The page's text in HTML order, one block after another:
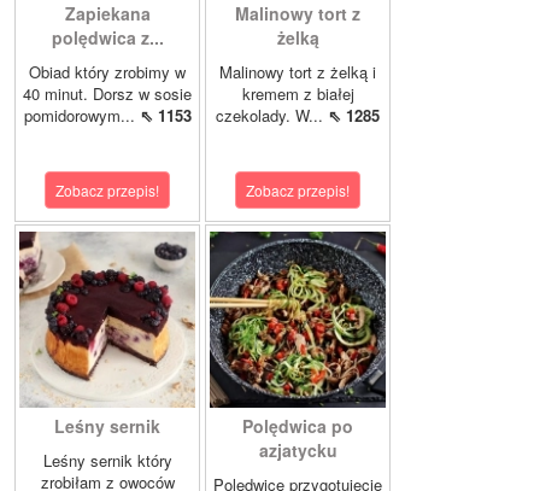
Zapiekana
polędwica z...
Obiad który zrobimy w
40 minut. Dorsz w sosie
pomidorowym... ⇖ 1153
Zobacz przepis!
Malinowy tort z
żelką
Malinowy tort z żelką i
kremem z białej
czekolady. W... ⇖ 1285
Zobacz przepis!
Leśny sernik
Leśny sernik który
zrobiłam z owoców
Polędwica po
azjatycku
Polędwicę przygotujecie